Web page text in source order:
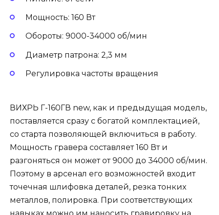
Мощность: 160 Вт
Обороты: 9000-34000 об/мин
Диаметр патрона: 2,3 мм
Регулировка частоты вращения
ВИХРЬ Г-160ГВ new, как и предыдущая модель,
поставляется сразу с богатой комплектацией,
со старта позволяющей включиться в работу.
Мощность гравера составляет 160 Вт и
разгоняться он может от 9000 до 34000 об/мин.
Поэтому в арсенал его возможностей входит
точечная шлифовка деталей, резка тонких
металлов, полировка. При соответствующих